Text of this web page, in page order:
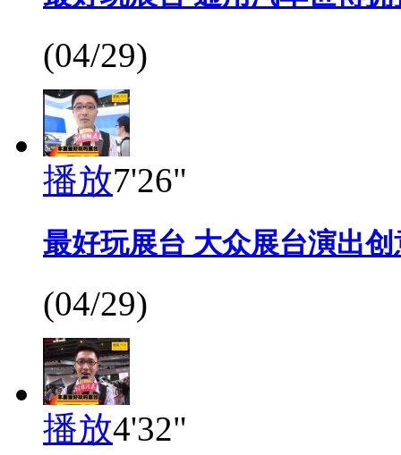
(04/29)
播放7'26"
最好玩展台 大众展台演出
(04/29)
播放4'32"